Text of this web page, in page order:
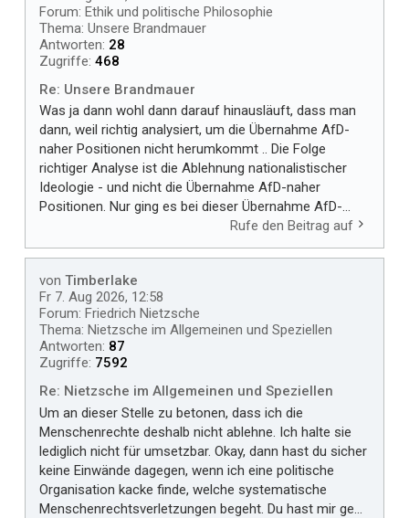
Forum: Ethik und politische Philosophie
Thema: Unsere Brandmauer
Antworten: 28
Zugriffe: 468
Re: Unsere Brandmauer
Was ja dann wohl dann darauf hinausläuft, dass man
dann, weil richtig analysiert, um die Übernahme AfD-
naher Positionen nicht herumkommt .. Die Folge
richtiger Analyse ist die Ablehnung nationalistischer
Ideologie - und nicht die Übernahme AfD-naher
Positionen. Nur ging es bei dieser Übernahme AfD-...
Rufe den Beitrag auf
von Timberlake
Fr 7. Aug 2026, 12:58
Forum: Friedrich Nietzsche
Thema: Nietzsche im Allgemeinen und Speziellen
Antworten: 87
Zugriffe: 7592
Re: Nietzsche im Allgemeinen und Speziellen
Um an dieser Stelle zu betonen, dass ich die
Menschenrechte deshalb nicht ablehne. Ich halte sie
lediglich nicht für umsetzbar. Okay, dann hast du sicher
keine Einwände dagegen, wenn ich eine politische
Organisation kacke finde, welche systematische
Menschenrechtsverletzungen begeht. Du hast mir ge...